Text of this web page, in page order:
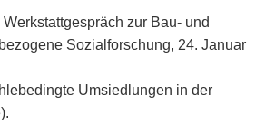
zur Bau- und
Sozialforschung, 24. Januar
Umsiedlungen in der